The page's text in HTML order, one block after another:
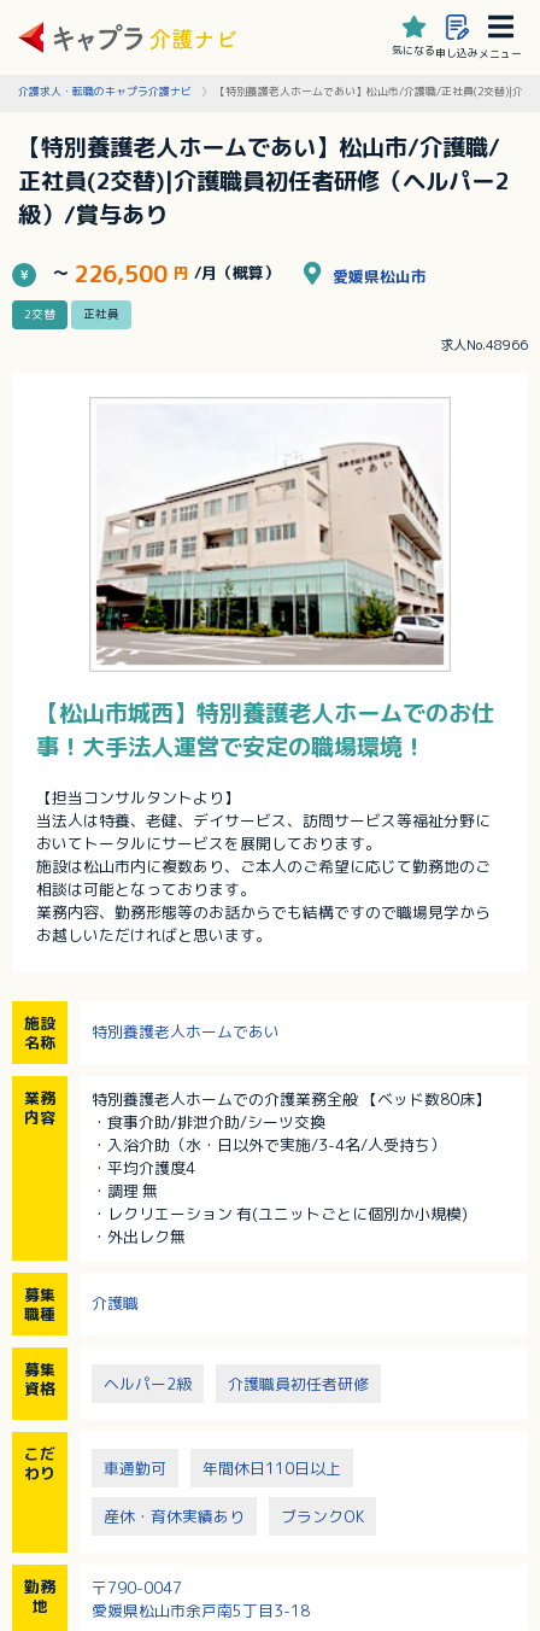
気になる申し込みメニュー
介護求人・転職のキャプラ介護ナビ 【特別養護老人ホームであい】松山市/介護職/正社員(2交替)|介
【特別養護老人ホームであい】松山市/介護職/
正社員(2交替)|介護職員初任者研修（ヘルパー2
級）/賞与あり
～ 226,500 円 /月（概算） 愛媛県松山市
2交替 正社員
求人No.48966
【松山市城西】特別養護老人ホームでのお仕
事！大手法人運営で安定の職場環境！
【担当コンサルタントより】
当法人は特養、老健、デイサービス、訪問サービス等福祉分野に
おいてトータルにサービスを展開しております。
施設は松山市内に複数あり、ご本人のご希望に応じて勤務地のご
相談は可能となっております。
業務内容、勤務形態等のお話からでも結構ですので職場見学から
お越しいただければと思います。
施設
名称
特別養護老人ホームであい
業務
内容
特別養護老人ホームでの介護業務全般 【ベッド数80床】
・食事介助/排泄介助/シーツ交換
・入浴介助（水・日以外で実施/3-4名/人受持ち）
・平均介護度4
・調理 無
・レクリエーション 有(ユニットごとに個別か小規模)
・外出レク無
募集
職種
介護職
募集
資格
ヘルパー2級 介護職員初任者研修
こだ
わり
車通勤可 年間休日110日以上
産休・育休実績あり ブランクOK
勤務
地
〒790-0047
愛媛県松山市余戸南5丁目3-18